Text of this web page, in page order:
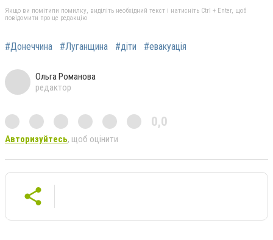
Якщо ви помітили помилку, виділіть необхідний текст і натисніть Ctrl + Enter, щоб
повідомити про це редакцію
#Донеччина #Луганщина #діти #евакуація
Ольга Романова
редактор
0,0
Авторизуйтесь, щоб оцінити